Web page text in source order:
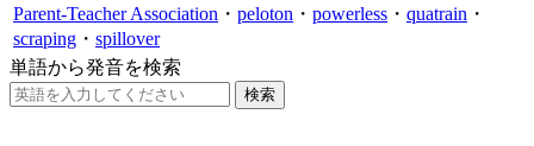
Parent-Teacher Association ・ peloton ・ powerless ・ quatrain ・
scraping ・ spillover
単語から発音を検索